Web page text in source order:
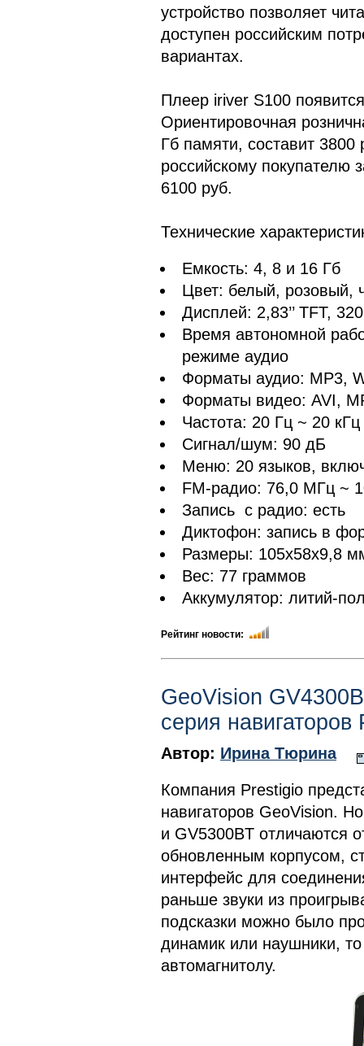
устройство позволяет
доступен российским
вариантах.
Плеер iriver S100
Ориентировочная
Гб памяти, составит
российскому покупателю
6100 руб.
Технические
Емкость: 4, 8 и 16 Гб
Цвет: белый, розовый,
Дисплей: 2,83’’ TFT,
Время автономной
режиме аудио
Форматы аудио: MP3,
Форматы видео: AVI,
Частота: 20 Гц ~ 20 кГц
Сигнал/шум: 90 дБ
Меню: 20 языков,
FM-радио: 76,0 МГц ~
Запись с радио: есть
Диктофон: запись в
Размеры: 105х58х9,8
Вес: 77 граммов
Аккумулятор: литий-
Рейтинг новости:
GeoVision
серия
Автор: Ирина Тюрина
Компания Prestigio
навигаторов GeoVision.
и GV5300BT отличаются
обновленным корпусом,
интерфейс для
раньше звуки из
подсказки можно было
динамик или наушники,
автомагнитолу.